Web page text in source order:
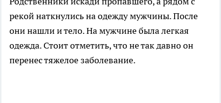
рекой наткнулись на одежду мужчины. После
они нашли и тело. На мужчине была легкая
одежда. Стоит отметить, что не так давно он
перенес тяжелое заболевание.